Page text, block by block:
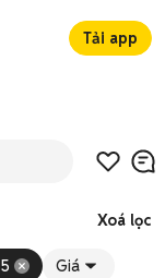
Tải app
Xoá lọc
Giá